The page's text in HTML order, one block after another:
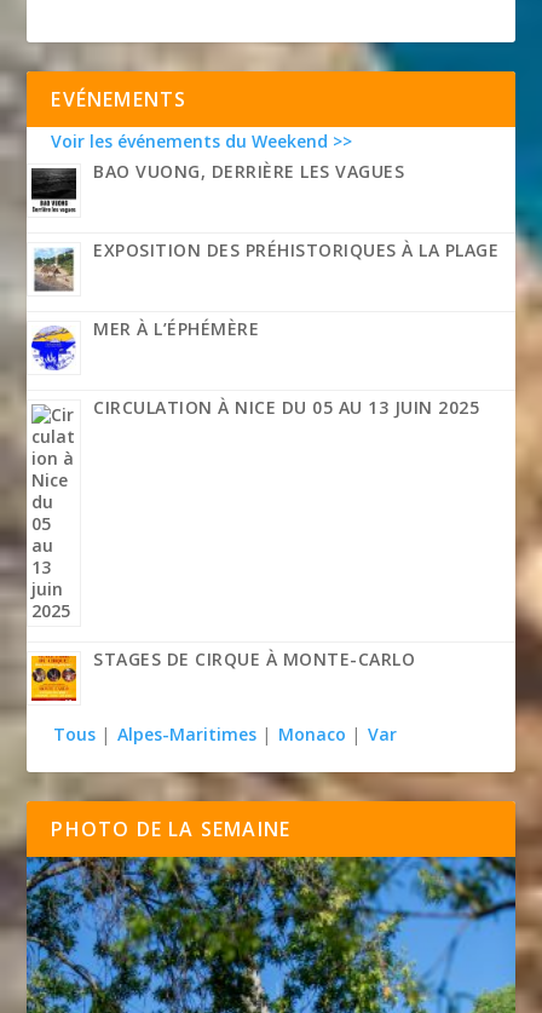
EVÉNEMENTS
Voir les événements du Weekend >>
BAO VUONG, DERRIÈRE LES VAGUES
EXPOSITION DES PRÉHISTORIQUES À LA PLAGE
MER À L’ÉPHÉMÈRE
CIRCULATION À NICE DU 05 AU 13 JUIN 2025
STAGES DE CIRQUE À MONTE-CARLO
Tous | Alpes-Maritimes | Monaco | Var
PHOTO DE LA SEMAINE